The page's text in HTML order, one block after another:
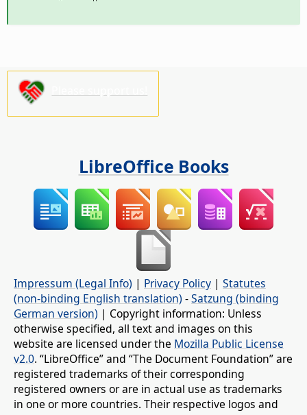
LibreOffice Books
Impressum (Legal Info) | Privacy Policy | Statutes
(non-binding English translation) -Satzung (binding
German version) | Copyright information: Unless
otherwise specified, all text and images on this
website are licensed under the Mozilla Public License
v2.0. “LibreOffice” and “The Document Foundation” are
registered trademarks of their corresponding
registered owners or are in actual use as trademarks
in one or more countries. Their respective logos and